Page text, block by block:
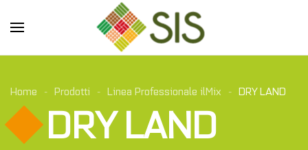
Skip to main content
Home Prodotti Linea Professionale ilMix DRY LAND
DRY LAND